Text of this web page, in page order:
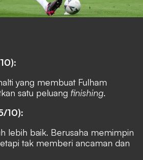
yang membuat Fulham
satu peluang finishing.
10):
lebih baik. Berusaha memimpin
tak memberi ancaman dan